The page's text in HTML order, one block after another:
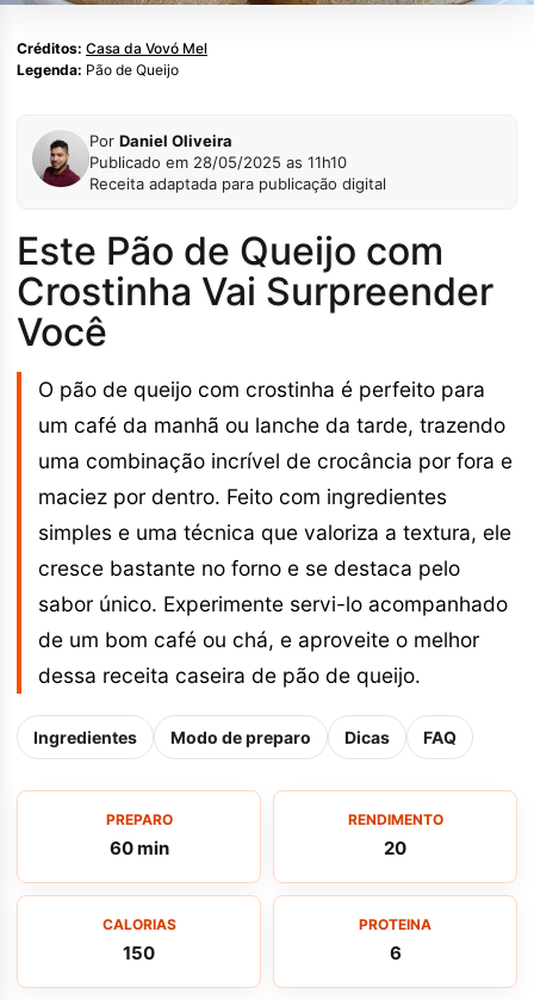
Créditos: Casa da Vovó Mel
Legenda: Pão de Queijo
Por Daniel Oliveira
Publicado em 28/05/2025 as 11h10
Receita adaptada para publicação digital
Este Pão de Queijo com
Crostinha Vai Surpreender
Você
O pão de queijo com crostinha é perfeito para
um café da manhã ou lanche da tarde, trazendo
uma combinação incrível de crocância por fora e
maciez por dentro. Feito com ingredientes
simples e uma técnica que valoriza a textura, ele
cresce bastante no forno e se destaca pelo
sabor único. Experimente servi-lo acompanhado
de um bom café ou chá, e aproveite o melhor
dessa receita caseira de pão de queijo.
Ingredientes Modo de preparo Dicas FAQ
PREPARO
60 min
RENDIMENTO
20
CALORIAS
150
PROTEINA
6